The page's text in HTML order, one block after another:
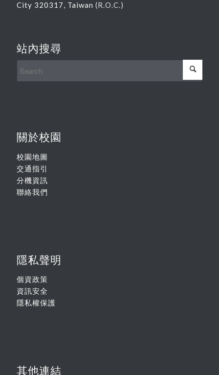
City 320317, Taiwan (R.O.C.)
站內搜尋
關於校園
校園地圖
交通指引
分機資訊
聯絡我們
隱私聲明
個資政策
資訊安全
隱私權保護
其他連結